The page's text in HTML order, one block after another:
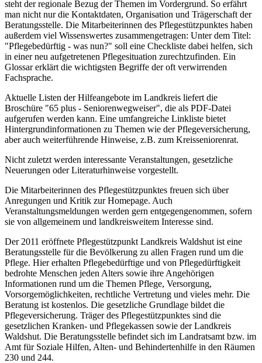
steht der regionale Bezug der Themen im Vordergrund. So erfährt
man nicht nur die Kontaktdaten, Organisation und Trägerschaft der
Beratungsstelle. Die Mitarbeiterinnen des Pflegestützpunktes haben
außerdem viel Wissenswertes zusammengetragen: Unter dem Titel:
"Pflegebedürftig - was nun?" soll eine Checkliste dabei helfen, sich
in einer neu aufgetretenen Pflegesituation zurechtzufinden. Ein
Glossar erklärt die wichtigsten Begriffe der oft verwirrenden
Fachsprache.
Aktuelle Listen der Hilfeangebote im Landkreis liefert die
Broschüre "65 plus - Seniorenwegweiser", die als PDF-Datei
aufgerufen werden kann. Eine umfangreiche Linkliste bietet
Hintergrundinformationen zu Themen wie der Pflegeversicherung,
aber auch weiterführende Hinweise, z.B. zum Kreisseniorenrat.
Nicht zuletzt werden interessante Veranstaltungen, gesetzliche
Neuerungen oder Literaturhinweise vorgestellt.
Die Mitarbeiterinnen des Pflegestützpunktes freuen sich über
Anregungen und Kritik zur Homepage. Auch
Veranstaltungsmeldungen werden gern entgegengenommen, sofern
sie von allgemeinem und landkreisweitem Interesse sind.
Der 2011 eröffnete Pflegestützpunkt Landkreis Waldshut ist eine
Beratungsstelle für die Bevölkerung zu allen Fragen rund um die
Pflege. Hier erhalten Pflegebedürftige und von Pflegedürftigkeit
bedrohte Menschen jeden Alters sowie ihre Angehörigen
Informationen rund um die Themen Pflege, Versorgung,
Vorsorgemöglichkeiten, rechtliche Vertretung und vieles mehr. Die
Beratung ist kostenlos. Die gesetzliche Grundlage bildet die
Pflegeversicherung. Träger des Pflegestützpunktes sind die
gesetzlichen Kranken- und Pflegekassen sowie der Landkreis
Waldshut. Die Beratungsstelle befindet sich im Landratsamt bzw. im
Amt für Soziale Hilfen, Alten- und Behindertenhilfe in den Räumen
230 und 244.